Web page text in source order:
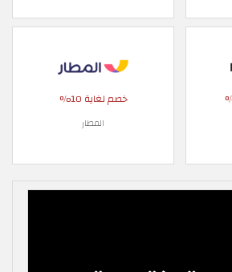
خصم لغاية 10%
المطار